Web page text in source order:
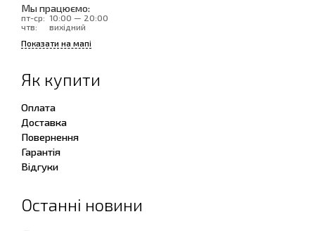
Мы працюємо:
пт-ср: 10:00 — 20:00
чтв:
вихідний
Показати на мапі
Як купити
Оплата
Доставка
Повернення
Гарантія
Відгуки
Останні новини